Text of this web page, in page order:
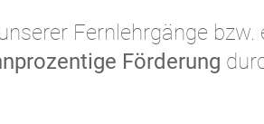
Fernlehrgänge bzw.
Förderung